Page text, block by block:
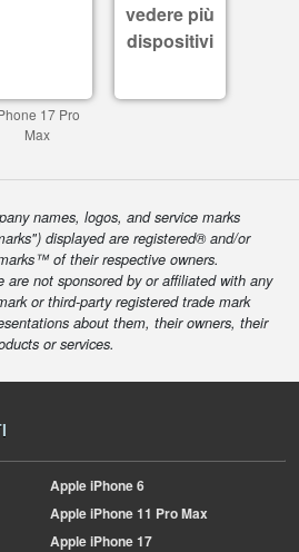
17 Pro
Max
vedere più
dispositivi
names, logos, and service marks
displayed are registered® and/or
of their respective owners.
are not sponsored by or affiliated with any
or third-party registered trade mark
about them, their owners, their
or services.
AppleiPhone 6
AppleiPhone 11 Pro Max
AppleiPhone 17